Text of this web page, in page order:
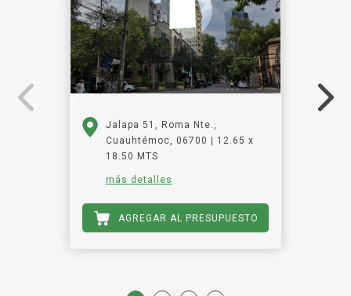
Jalapa 51, Roma Nte.,
Cuauhtémoc, 06700 | 12.65 x
18.50 MTS
más detalles
AGREGAR AL PRESUPUESTO